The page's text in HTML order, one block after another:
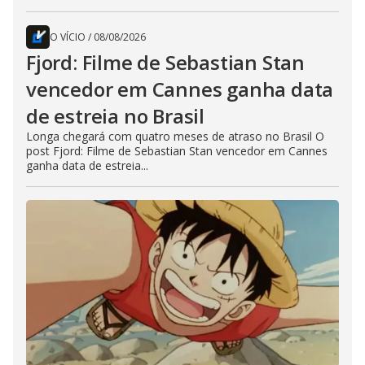
O VÍCIO / 08/08/2026
Fjord: Filme de Sebastian Stan
vencedor em Cannes ganha data
de estreia no Brasil
Longa chegará com quatro meses de atraso no Brasil O
post Fjord: Filme de Sebastian Stan vencedor em Cannes
ganha data de estreia...